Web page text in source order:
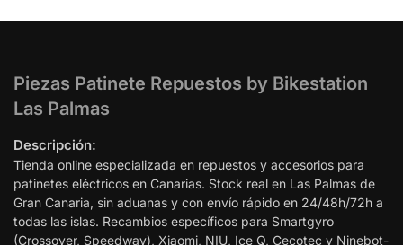
Piezas Patinete Repuestos by Bikestation
Las Palmas
Descripción:
Tienda online especializada en repuestos y accesorios para
patinetes eléctricos en Canarias. Stock real en Las Palmas de
Gran Canaria, sin aduanas y con envío rápido en 24/48h/72h a
todas las islas. Recambios específicos para Smartgyro
(Crossover, Speedway), Xiaomi, NIU, Ice Q, Cecotec y Ninebot-